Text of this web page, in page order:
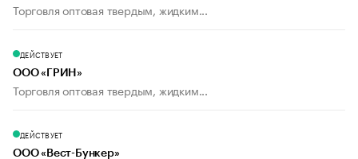
Торговля оптовая твердым, жидким...
ДЕЙСТВУЕТ
ООО «ГРИН»
Торговля оптовая твердым, жидким...
ДЕЙСТВУЕТ
ООО «Вест-Бункер»